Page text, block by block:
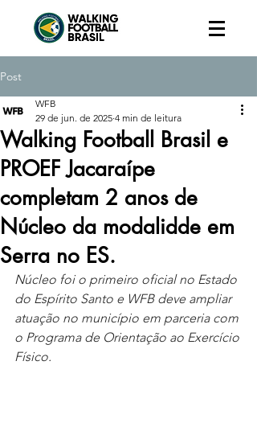
Post
Walking Football Brasil e
PROEF Jacaraípe
completam 2 anos de
Núcleo da modalidde em
Serra no ES.
WFB
29 de jun. de 2025 4 min de leitura
Núcleo foi o primeiro oficial no Estado
do Espírito Santo e WFB deve ampliar
atuação no município em parceria com
o Programa de Orientação ao Exercício
Físico.